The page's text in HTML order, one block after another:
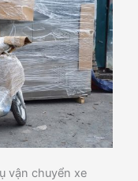
vận chuyển xe